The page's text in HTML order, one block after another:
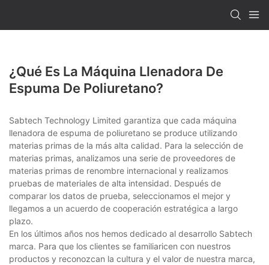
¿Qué Es La Máquina Llenadora De
Espuma De Poliuretano?
Sabtech Technology Limited garantiza que cada máquina
llenadora de espuma de poliuretano se produce utilizando
materias primas de la más alta calidad. Para la selección de
materias primas, analizamos una serie de proveedores de
materias primas de renombre internacional y realizamos
pruebas de materiales de alta intensidad. Después de
comparar los datos de prueba, seleccionamos el mejor y
llegamos a un acuerdo de cooperación estratégica a largo
plazo.
En los últimos años nos hemos dedicado al desarrollo Sabtech
marca. Para que los clientes se familiaricen con nuestros
productos y reconozcan la cultura y el valor de nuestra marca,